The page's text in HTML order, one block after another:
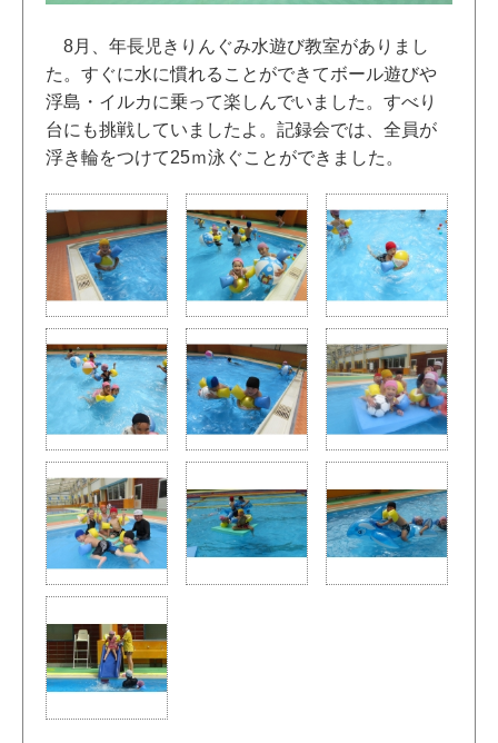
8月、年長児きりんぐみ水遊び教室がありまし
た。すぐに水に慣れることができてボール遊びや
浮島・イルカに乗って楽しんでいました。すべり
台にも挑戦していましたよ。記録会では、全員が
浮き輪をつけて25ｍ泳ぐことができました。